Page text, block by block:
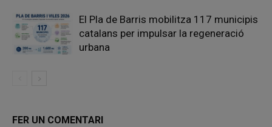
El Pla de Barris mobilitza 117 municipis
catalans per impulsar la regeneració
urbana
FER UN COMENTARI